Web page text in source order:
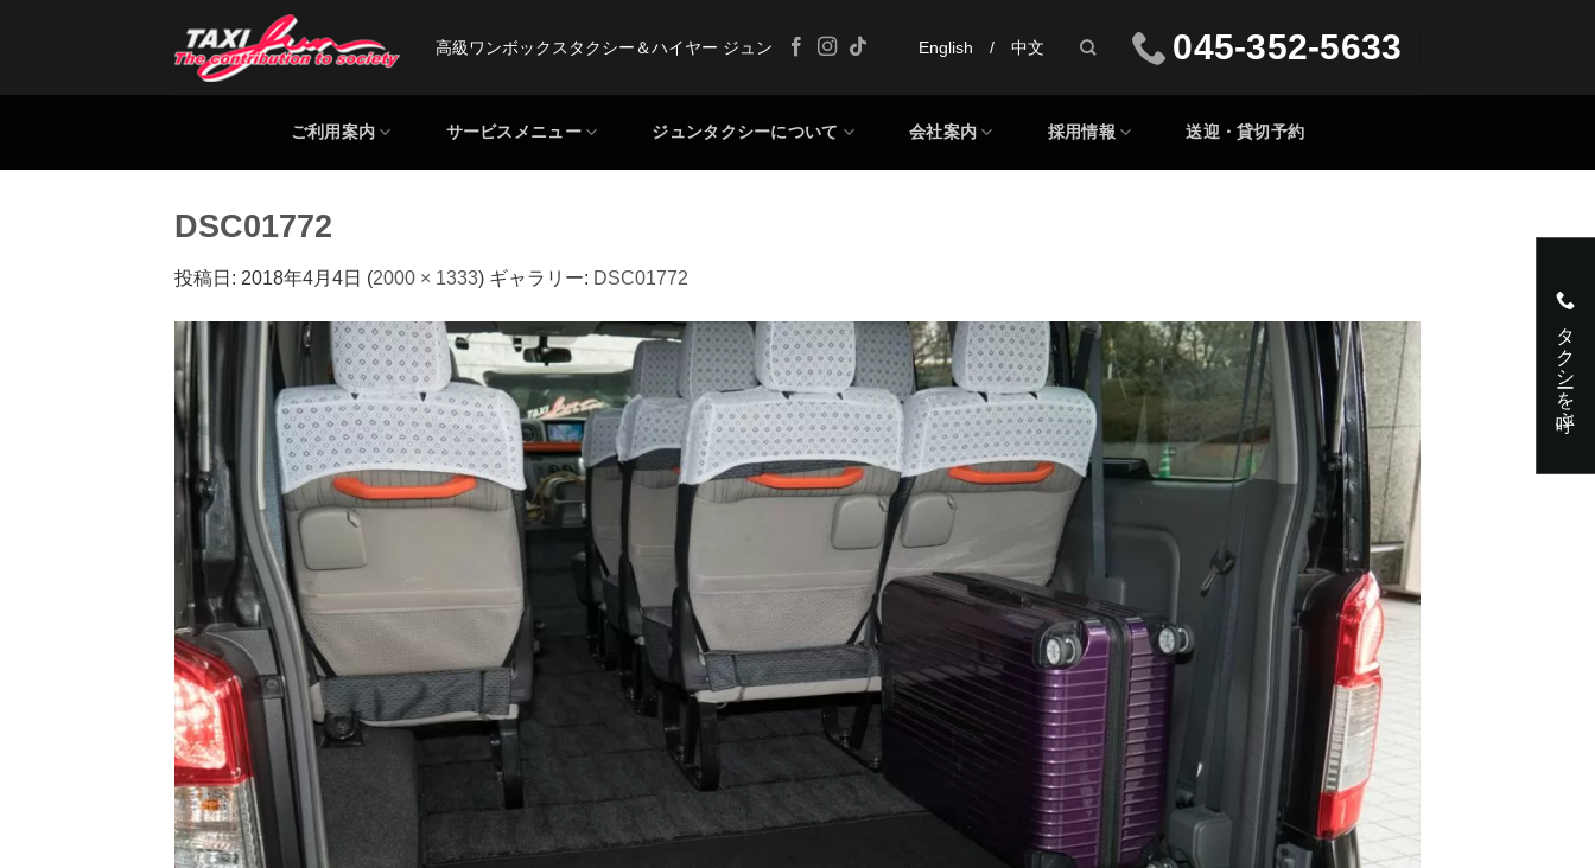
高級ワンボックスタクシー＆ハイヤー ジュン English / 中文 045-352-5633
ご利用案内 サービスメニュー ジュンタクシーについて 会社案内 採用情報 送迎・貸切予約
DSC01772
投稿日: 2018年4月4日 (2000 × 1333) ギャラリー: DSC01772
タクシーを呼ぶ